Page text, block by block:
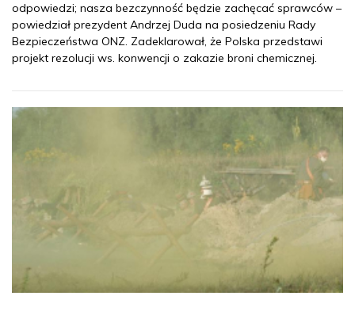
odpowiedzi; nasza bezczynność będzie zachęcać sprawców –
powiedział prezydent Andrzej Duda na posiedzeniu Rady
Bezpieczeństwa ONZ. Zadeklarował, że Polska przedstawi
projekt rezolucji ws. konwencji o zakazie broni chemicznej.